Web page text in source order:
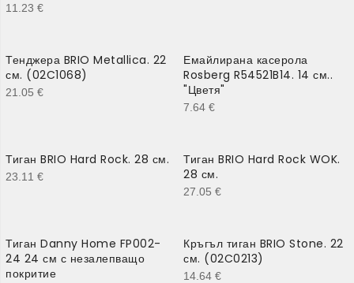
11.23 €
Тенджера BRIO Metallica. 22
см. (02C1068)
21.05 €
Емайлирана касерола
Rosberg R54521B14. 14 см..
"Цветя"
7.64 €
Тиган BRIO Hard Rock. 28 см.
23.11 €
Тиган BRIO Hard Rock WOK.
28 см.
27.05 €
Тиган Danny Home FP002-
24 24 см с незалепващо
покритие
Кръгъл тиган BRIO Stone. 22
см. (02C0213)
14.64 €